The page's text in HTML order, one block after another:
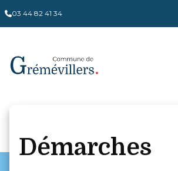
03 44 82 41 34
Démarches